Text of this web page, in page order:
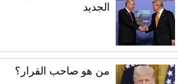
الجديد
من هو صاحب القرار؟